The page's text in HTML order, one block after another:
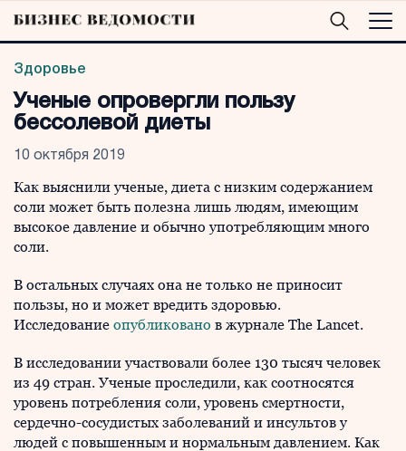
Здоровье
Ученые опровергли пользу
бессолевой диеты
10 октября 2019
Как выяснили ученые, диета с низким содержанием
соли может быть полезна лишь людям, имеющим
высокое давление и обычно употребляющим много
соли.
В остальных случаях она не только не приносит
пользы, но и может вредить здоровью.
Исследование опубликовано в журнале The Lancet.
В исследовании участвовали более 130 тысяч человек
из 49 стран. Ученые проследили, как соотносятся
уровень потребления соли, уровень смертности,
сердечно-сосудистых заболеваний и инсультов у
людей с повышенным и нормальным давлением. Как